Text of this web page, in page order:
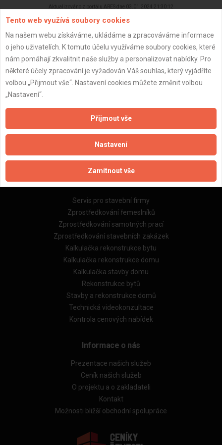
Aktualizováno z portálu ARES dne 03.01.2024 21:30:12
Důležité informace
Naše firmy a řemeslníci
Zásady pro používání souborů cookie
Obchodní podmínky (zprostředkování)
Obchodní podmínky (rozpočtování)
Reference
Naše excelové tabulky online
Naše služby
Servis pro stavební firmy
Zprostředkování řemeslníků
Zprostředkování samotných prací
Zprostředkování stavebních zakázek
Kalkulačka rekonstrukce bytu
Kalkulačka rekonstrukce domu
Kalkulačka stavby domu
Rekonstrukce bytů
Stavby a rekonstrukce domů
Technická videokonzultace
Kontrola cenových nabídek
Informace o nás
Prezentace našich služeb
Ceník našich služeb
O projektu a o zakladateli
Kontakt
Možnosti bližší obchodní spolupráce
Tento web využívá soubory cookies
Na našem webu získáváme, ukládáme a zpracováváme informace
o jeho uživatelích. K tomuto účelu využíváme soubory cookies, které
nám pomáhají zkvalitnit naše služby a personalizovat nabídky. Pro
některé účely zpracování je vyžadován Váš souhlas, který vyjádříte
volbou „Přijmout vše“. Nastavení cookies můžete změnit volbou
„Nastavení“.
Přijmout vše
Nastavení
Zamítnout vše